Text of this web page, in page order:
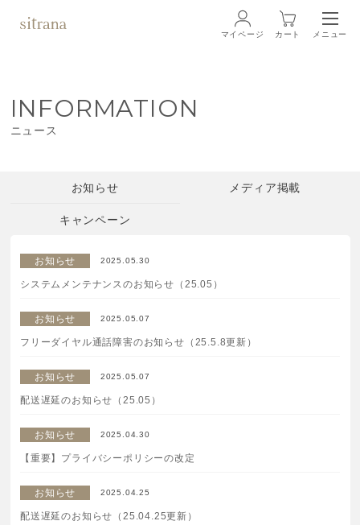
ブランド BRAND
ローション
マスク・スペシャルケア
ボディケア
美容液
サービス SERVICE
マイページ カート メニュー
INFORMATION
ニュース
お知らせ メディア掲載
キャンペーン
お知らせ 2025.05.30
システムメンテナンスのお知らせ（25.05）
お知らせ 2025.05.07
フリーダイヤル通話障害のお知らせ（25.5.8更新）
お知らせ 2025.05.07
配送遅延のお知らせ（25.05）
お知らせ 2025.04.30
【重要】プライバシーポリシーの改定
お知らせ 2025.04.25
配送遅延のお知らせ（25.04.25更新）